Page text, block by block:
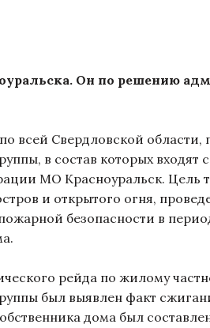
Он по решению
всей Свердловской области,
в состав которых
МО Красноуральск. Цель
и открытого огня,
безопасности в
рейда по жилому
был выявлен факт
дома был